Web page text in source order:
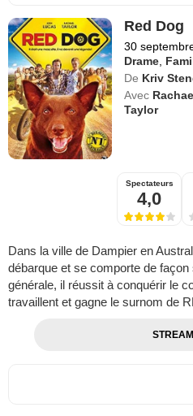
Red Dog
30
Drame
De Kriv
Avec
Taylor
Spectateurs
4,0
Dans la ville de Dampier en
débarque et se comporte de
générale, il réussit à conquérir le
travaillent et gagne le surnom de